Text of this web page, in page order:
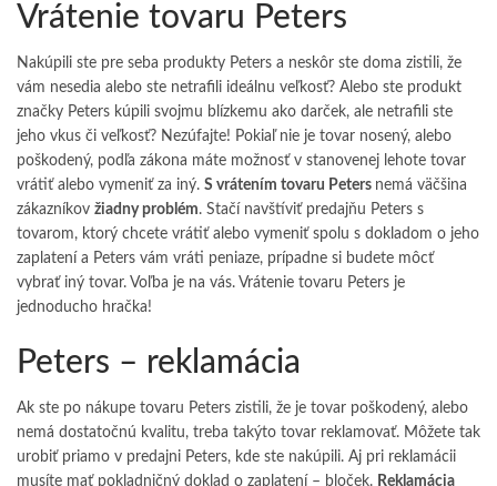
Vrátenie tovaru Peters
Nakúpili ste pre seba produkty Peters a neskôr ste doma zistili, že
vám nesedia alebo ste netrafili ideálnu veľkosť? Alebo ste produkt
značky Peters kúpili svojmu blízkemu ako darček, ale netrafili ste
jeho vkus či veľkosť? Nezúfajte! Pokiaľ nie je tovar nosený, alebo
poškodený, podľa zákona máte možnosť v stanovenej lehote tovar
vrátiť alebo vymeniť za iný. S vrátením tovaru Peters nemá väčšina
zákazníkov žiadny problém. Stačí navštíviť predajňu Peters s
tovarom, ktorý chcete vrátiť alebo vymeniť spolu s dokladom o jeho
zaplatení a Peters vám vráti peniaze, prípadne si budete môcť
vybrať iný tovar. Voľba je na vás. Vrátenie tovaru Peters je
jednoducho hračka!
Peters – reklamácia
Ak ste po nákupe tovaru Peters zistili, že je tovar poškodený, alebo
nemá dostatočnú kvalitu, treba takýto tovar reklamovať. Môžete tak
urobiť priamo v predajni Peters, kde ste nakúpili. Aj pri reklamácii
musíte mať pokladničný doklad o zaplatení – bloček. Reklamácia